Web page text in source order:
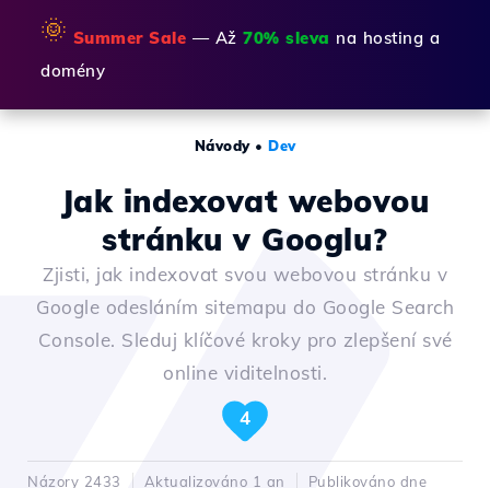
🌞 Summer Sale — Až 70% sleva na hosting a
domény
Návody• Dev
Jak indexovat webovou
stránku v Googlu?
Zjisti, jak indexovat svou webovou stránku v
Google odesláním sitemapu do Google Search
Console. Sleduj klíčové kroky pro zlepšení své
online viditelnosti.
4
Názory 2433 Aktualizováno 1 an
Publikováno dne